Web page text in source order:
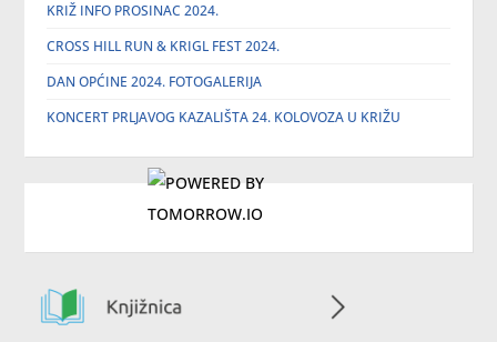
KRIŽ INFO PROSINAC 2024.
CROSS HILL RUN & KRIGL FEST 2024.
DAN OPĆINE 2024. FOTOGALERIJA
KONCERT PRLJAVOG KAZALIŠTA 24. KOLOVOZA U KRIŽU